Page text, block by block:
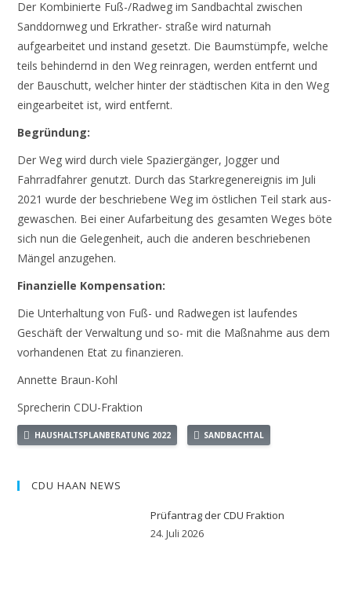
Der Kombinierte Fuß-/Radweg im Sandbachtal zwischen
Sanddornweg und Erkrather- straße wird naturnah
aufgearbeitet und instand gesetzt. Die Baumstümpfe, welche
teils behindernd in den Weg reinragen, werden entfernt und
der Bauschutt, welcher hinter der städtischen Kita in den Weg
eingearbeitet ist, wird entfernt.
Begründung:
Der Weg wird durch viele Spaziergänger, Jogger und
Fahrradfahrer genutzt. Durch das Starkregenereignis im Juli
2021 wurde der beschriebene Weg im östlichen Teil stark aus-
gewaschen. Bei einer Aufarbeitung des gesamten Weges böte
sich nun die Gelegenheit, auch die anderen beschriebenen
Mängel anzugehen.
Finanzielle Kompensation:
Die Unterhaltung von Fuß- und Radwegen ist laufendes
Geschäft der Verwaltung und so- mit die Maßnahme aus dem
vorhandenen Etat zu finanzieren.
Annette Braun-Kohl
Sprecherin CDU-Fraktion
HAUSHALTSPLANBERATUNG 2022 SANDBACHTAL
CDU HAAN NEWS
Prüfantrag der CDU Fraktion
24. Juli 2026